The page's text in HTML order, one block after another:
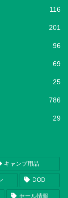
116
201
96
69
25
786
29
キャンプ用品
DOD
セール情報